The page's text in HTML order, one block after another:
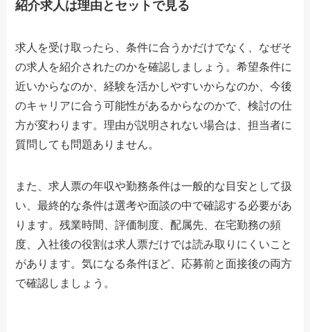
紹介求人は理由とセットで見る
求人を受け取ったら、条件に合うかだけでなく、なぜそ
の求人を紹介されたのかを確認しましょう。希望条件に
近いからなのか、経験を活かしやすいからなのか、今後
のキャリアに合う可能性があるからなのかで、検討の仕
方が変わります。理由が説明されない場合は、担当者に
質問しても問題ありません。
また、求人票の年収や勤務条件は一般的な目安として扱
い、最終的な条件は選考や面談の中で確認する必要があ
ります。残業時間、評価制度、配属先、在宅勤務の頻
度、入社後の役割は求人票だけでは読み取りにくいこと
があります。気になる条件ほど、応募前と面接後の両方
で確認しましょう。